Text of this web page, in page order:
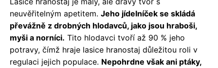
neuvěřitelným apetitem. Jeho jídelníček se skládá
převážně z drobných hlodavců, jako jsou hraboši,
myši a norníci. Tito hlodavci tvoří až 90 % jeho
potravy, čímž hraje lasice hranostaj důležitou roli v
regulaci jejich populace. Nepohrdne však ani ptáky,